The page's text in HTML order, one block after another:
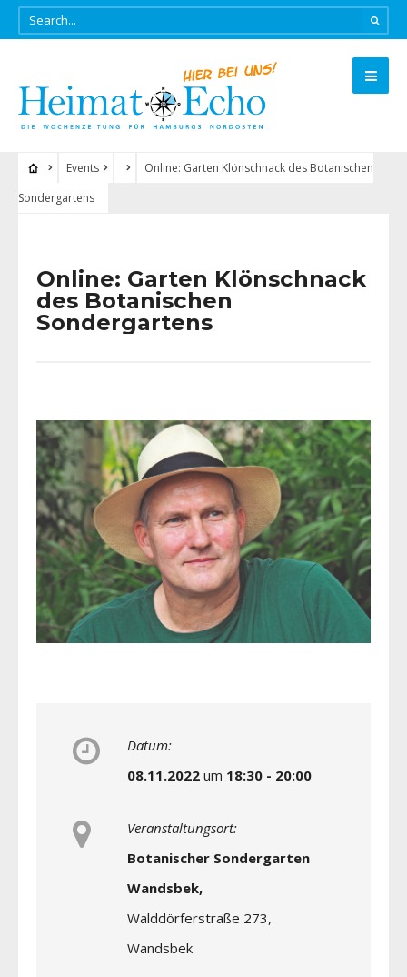
Events
Online: Garten Klönschnack des Botanischen
Sondergartens
Online: Garten Klönschnack
des Botanischen
Sondergartens
Datum:
08.11.2022 um 18:30 - 20:00
Veranstaltungsort:
Botanischer Sondergarten
Wandsbek,
Walddörferstraße 273,
Wandsbek